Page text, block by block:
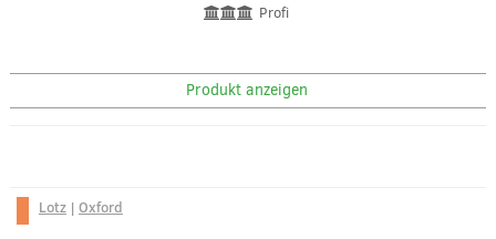
Profi
Produkt anzeigen
Lotz| Oxford